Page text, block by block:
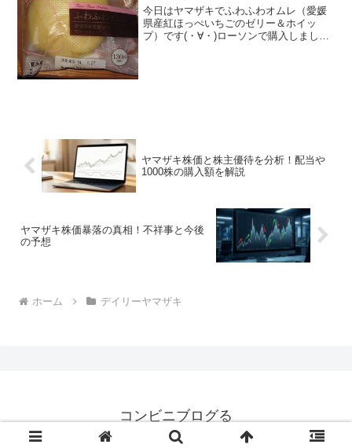
今日はヤマザキでふわふわオムレ（愛媛
県産紅ほっぺいちごのゼリー＆ホイッ
プ）です(・∀・)ローソンで購入しました
ヤマザキ株価と株主優待を分析！配当や
1000株の購入額を解説
ヤマザキ株価暴落の真相！不祥事と今後
の予想
ホーム デイリーヤマザキ
コンビニブログる
© 2008 コンビニブログる.